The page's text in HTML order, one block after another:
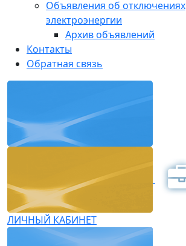
Объявления об отключениях
электроэнергии
Архив объявлений
Контакты
Обратная связь
ЛИЧНЫЙ КАБИНЕТ